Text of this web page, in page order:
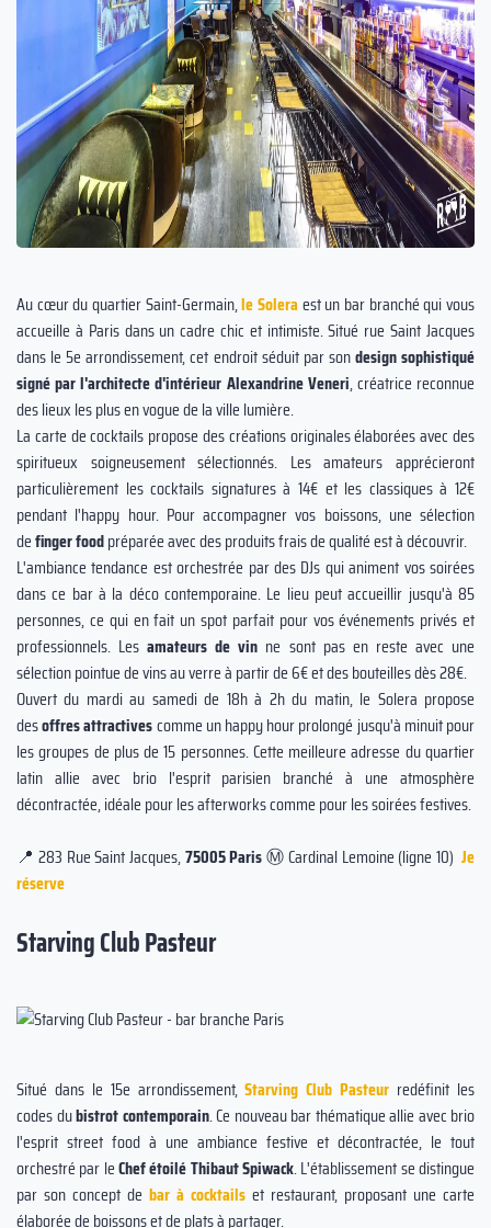
Au cœur du quartier Saint-Germain,le Soleraest un bar branché qui vous
accueille à Paris dans un cadre chic et intimiste. Situé rue Saint Jacques
dans le 5e arrondissement, cet endroit séduit par sondesign sophistiqué
signé par l'architecte d'intérieur Alexandrine Veneri, créatrice reconnue
des lieux les plus en vogue de la ville lumière.
La carte de cocktails propose des créations originales élaborées avec des
spiritueux soigneusement sélectionnés. Les amateurs apprécieront
particulièrement les cocktails signatures à 14€ et les classiques à 12€
pendant l'happy hour. Pour accompagner vos boissons, une sélection
definger foodpréparée avec des produits frais de qualité est à découvrir.
L'ambiance tendance est orchestrée par des DJs qui animent vos soirées
dans ce bar à la déco contemporaine. Le lieu peut accueillir jusqu'à 85
personnes, ce qui en fait un spot parfait pour vos événements privés et
professionnels. Lesamateurs de vin ne sont pas en reste avec une
sélection pointue de vins au verre à partir de 6€ et des bouteilles dès 28€.
Ouvert du mardi au samedi de 18h à 2h du matin, le Solera propose
desoffres attractivescomme un happy hour prolongé jusqu'à minuit pour
les groupes de plus de 15 personnes. Cette meilleure adresse du quartier
latin allie avec brio l'esprit parisien branché à une atmosphère
décontractée, idéale pour les afterworks comme pour les soirées festives.
📍 283 Rue Saint Jacques,75005 ParisⓂ️ Cardinal Lemoine (ligne 10)Je
réserve
Starving Club Pasteur
Situé dans le 15e arrondissement,Starving Club Pasteur redéfinit les
codes dubistrot contemporain. Ce nouveau bar thématique allie avec brio
l'esprit street food à une ambiance festive et décontractée, le tout
orchestré par leChef étoilé Thibaut Spiwack. L'établissement se distingue
par son concept de bar à cocktails et restaurant, proposant une carte
élaborée de boissons et de plats à partager.